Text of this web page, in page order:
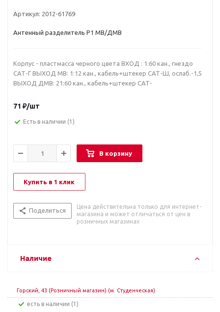
Артикул: 2012-61769
Антенный разделитель Р1 МВ/ДМВ
Корпус - пластмасса черного цвета ВХОД : 1:60 кан., гнездо
САТ-Г ВЫХОД МВ: 1:12 кан., кабель+штекер САТ-Ш, ослаб.-1,5
ВЫХОД ДМВ: 21:60 кан., кабель+штекер САТ-
71 ₽/шт
Есть в наличии (1)
В корзину
Купить в 1 клик
Поделиться
Цена действительна только для интернет-
магазина и может отличаться от цен в
розничных магазинах
Наличие
Горский, 43 (Розничный магазин) (м. Студенческая)
Есть в наличии (1)